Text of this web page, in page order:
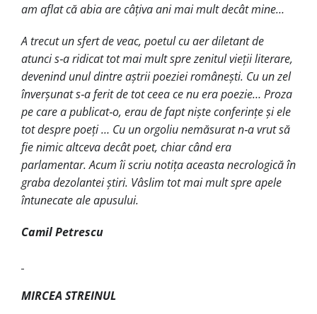
am aflat că abia are câţiva ani mai mult decât mine…
A trecut un sfert de veac, poetul cu aer diletant de
atunci s‑a ridicat tot mai mult spre zenitul vieţii literare,
devenind unul dintre aştrii poeziei româneşti. Cu un zel
înverşunat s‑a ferit de tot ceea ce nu era poezie… Proza
pe care a publicat‑o, erau de fapt nişte conferinţe şi ele
tot despre poeţi … Cu un orgoliu nemăsurat n‑a vrut să
fie nimic altceva decât poet, chiar când era
parlamentar. Acum îi scriu notiţa aceasta necrologică în
graba dezolantei ştiri. Vâslim tot mai mult spre apele
întunecate ale apusului.
Camil Petrescu
MIRCEA STREINUL